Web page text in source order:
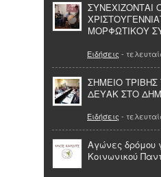
ΣΥΝΕΧΙΖΟΝΤΑΙ
ΜΟΡΦΩΤΙΚΟΥ
Ειδήσεις -
ΣΗΜΕΙΟ
ΔΕΥΑΚ ΣΤΟ
Ειδήσεις -
Αγώνες δρόμου
Κοινωνικού